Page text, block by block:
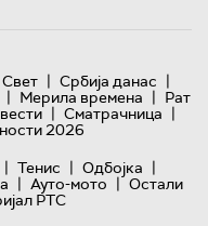
Свет | Србија данас |
| Мерила времена | Рат
| Сматрачница |
2026
| Тенис | Одбојка |
| Ауто-мото | Остали
РТС